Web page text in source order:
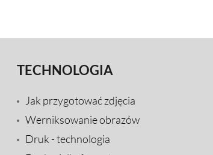
TECHNOLOGIA
Jak przygotować zdjęcia
Werniksowanie obrazów
Druk - technologia